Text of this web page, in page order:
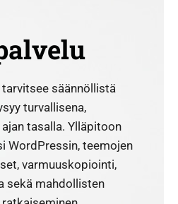
säännöllistä
turvallisena,
tasalla. Ylläpitoon
WordPressin, teemojen
varmuuskopiointi,
sekä mahdollisten